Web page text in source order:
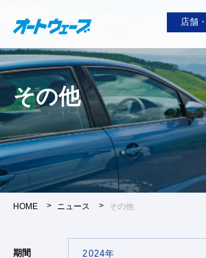
店舗
その他
HOME ニュース その他
期間